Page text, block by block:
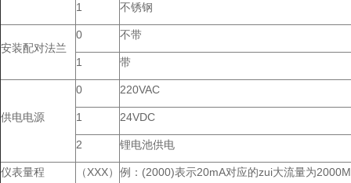
1 不锈钢
安装配对法兰
0 不带
1 带
供电电源
0 220VAC
1 24VDC
2 锂电池供电
仪表量程 （XXX） 例：(2000)表示20mA对应的zui大流量为